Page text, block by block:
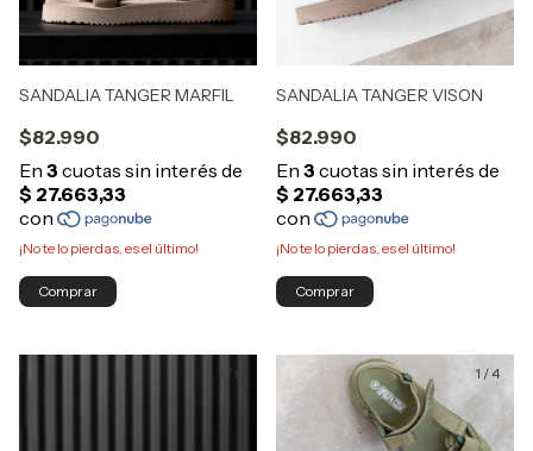
SANDALIA TANGER MARFIL
$82.990
¡No te lo pierdas, es el último!
Comprar
SANDALIA TANGER VISON
$82.990
¡No te lo pierdas, es el último!
Comprar
/ 6 1 /4